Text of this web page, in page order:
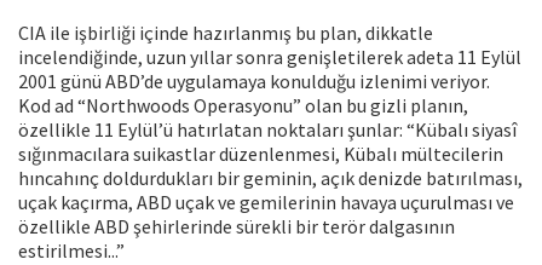
CIA ile işbirliği içinde hazırlanmış bu plan, dikkatle
incelendiğinde, uzun yıllar sonra genişletilerek adeta 11 Eylül
2001 günü ABD’de uygulamaya konulduğu izlenimi veriyor.
Kod ad “Northwoods Operasyonu” olan bu gizli planın,
özellikle 11 Eylül’ü hatırlatan noktaları şunlar: “Kübalı siyasî
sığınmacılara suikastlar düzenlenmesi, Kübalı mültecilerin
hıncahınç doldurdukları bir geminin, açık denizde batırılması,
uçak kaçırma, ABD uçak ve gemilerinin havaya uçurulması ve
özellikle ABD şehirlerinde sürekli bir terör dalgasının
estirilmesi...”